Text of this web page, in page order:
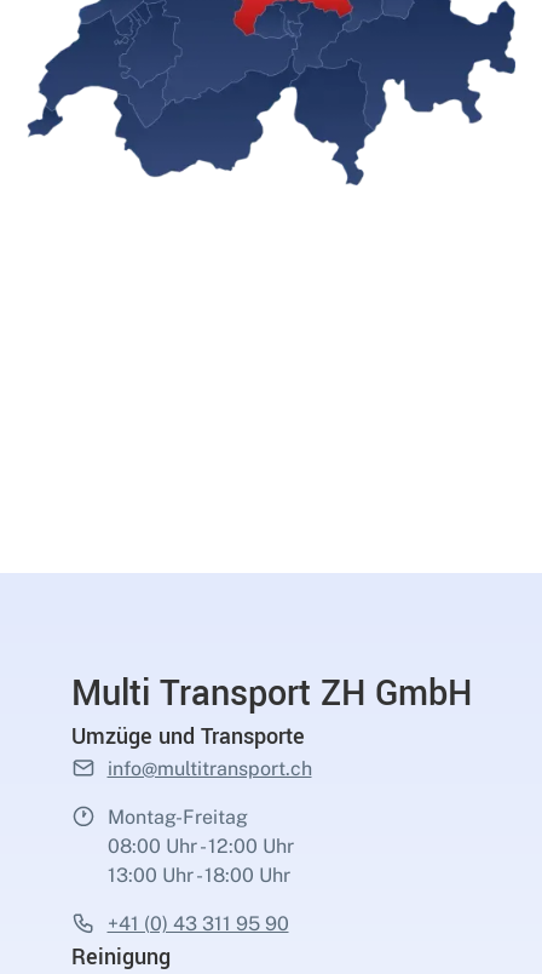
Multi Transport ZH GmbH
Umzüge und Transporte
info@multitransport.ch
Montag-Freitag
08:00 Uhr - 12:00 Uhr
13:00 Uhr - 18:00 Uhr
+41 (0) 43 311 95 90
Reinigung